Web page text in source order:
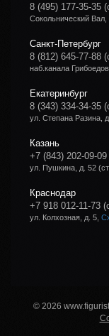
8 (495) 177-35-35
Сокольнический Вал,
Санкт-Петербург
8 (812) 645-77-88
наб.канала
Екатеринбург
8 (343) 334-34-35
ул. Степана Разина,
Казань
+7 (843) 202-09-09
ул. Пушкина, д. 52
Краснодар
+7 918 012-11-73
ул. Колхозная, д. 5,
© 2026